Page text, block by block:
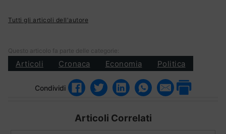
Tutti gli articoli dell'autore
Questo articolo fa parte delle categorie:
Articoli Cronaca Economia Politica
Condividi
Articoli Correlati